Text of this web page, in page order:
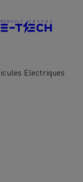
Electriques